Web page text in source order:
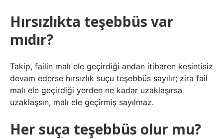
Hırsızlıkta teşebbüs var
mıdır?
Takip, failin malı ele geçirdiği andan itibaren kesintisiz
devam ederse hırsızlık suçu teşebbüs sayılır; zira fail
malı ele geçirdiği yerden ne kadar uzaklaşırsa
uzaklaşsın, malı ele geçirmiş sayılmaz.
Her suça teşebbüs olur mu?